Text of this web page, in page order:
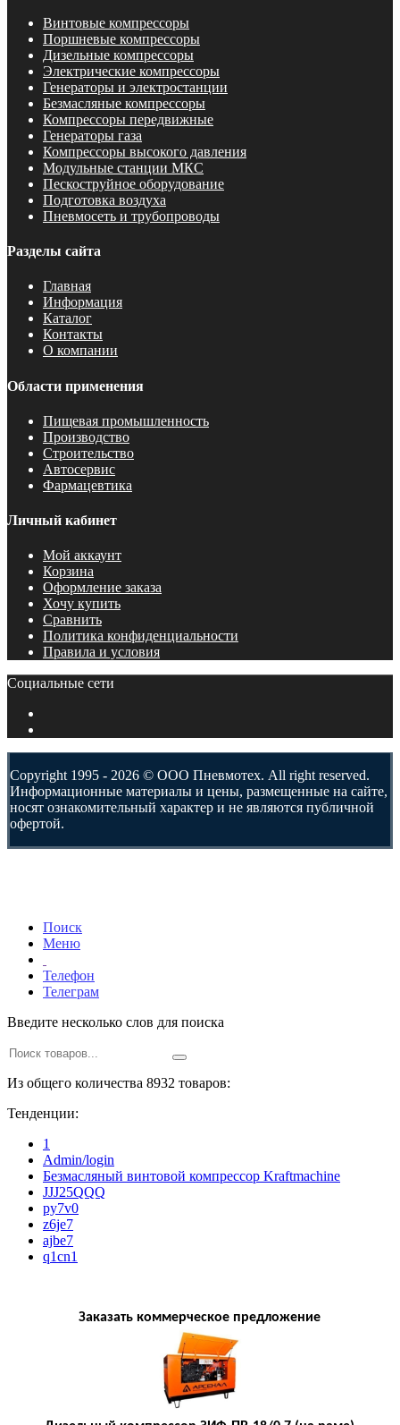
Винтовые компрессоры
Поршневые компрессоры
Дизельные компрессоры
Электрические компрессоры
Генераторы и электростанции
Безмасляные компрессоры
Компрессоры передвижные
Генераторы газа
Компрессоры высокого давления
Модульные станции МКС
Пескоструйное оборудование
Подготовка воздуха
Пневмосеть и трубопроводы
Разделы сайта
Главная
Информация
Каталог
Контакты
О компании
Области применения
Пищевая промышленность
Производство
Строительство
Автосервис
Фармацевтика
Личный кабинет
Мой аккаунт
Корзина
Оформление заказа
Хочу купить
Сравнить
Политика конфиденциальности
Правила и условия
Социальные сети
Copyright 1995 - 2026 © ООО Пневмотех. All right reserved.
Информационные материалы и цены, размещенные на сайте,
носят ознакомительный характер и не являются публичной
офертой.
Поиск
Меню
Телефон
Телеграм
Введите несколько слов для поиска
Из общего количества 8932 товаров:
Тенденции:
1
Admin/login
Безмасляный винтовой компрессор Kraftmaсhine
JJJ25QQQ
py7v0
z6je7
ajbe7
q1cn1
Заказать коммерческое предложение